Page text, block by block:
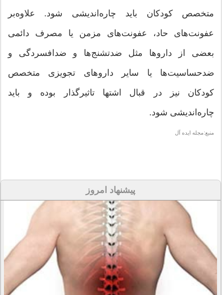
متخصص كودكان باید چاره‌اندیشی شود. علاوه‌بر‌
عفونت‌های حاد، عفونت‌های مزمن یا مصرف دائمی
بعضی از داروها مثل ضدتشنج‌ها و ضدافسردگی و
ضدحساسیت‌ها یا سایر داروهای تجویزی متخصص
كودكان نیز در قبال اشتها تاثیرگذار بوده و باید
چاره‌اندیشی شود.
منبع:مجله ایده آل
پیشنهاد امروز